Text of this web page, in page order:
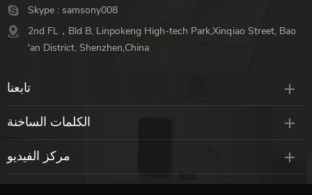
Skype : samsony008
2nd FL，Bld B, Linpokeng High-tech Park,Xinqiao Street, Bao
'an District, Shenzhen,China
تابعنا
الكلمات الساخنة
مركز الفيديو